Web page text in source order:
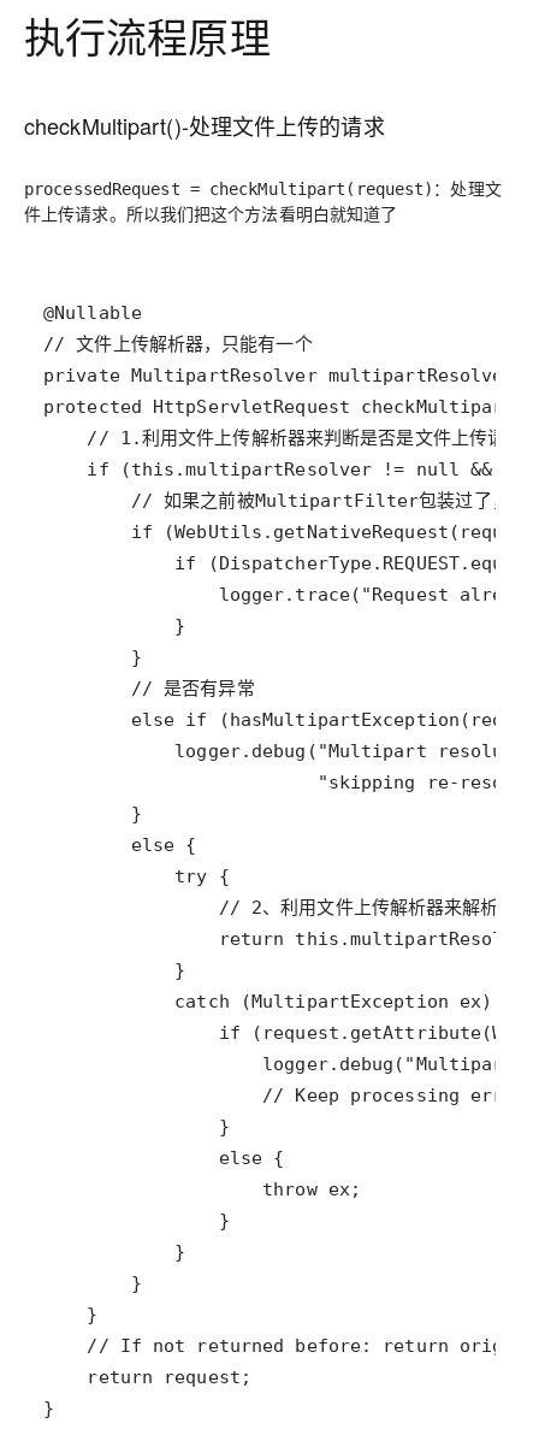
执行流程原理
checkMultipart()-处理文件上传的请求
processedRequest = checkMultipart(request) ：处理文
件上传请求。所以我们把这个方法看明白就知道了
@Nullable
// 文件上传解析器，只能有一个
private MultipartResolver multipartResolver
protected
HttpServletRequest checkMultipart
// 1.利用文件上传解析器来判断是否是文件上传请求
if (this .multipartResolver != null &&
// 如果之前被MultipartFilter包装过了，就
if (WebUtils . getNativeRequest ( request
if (DispatcherType. REQUEST. equals
logger. trace( "Request
// 是否有异常
else if (hasMultipartException (
logger. debug ( "Multipart
"skipping re-
else
try
// 2、利用文件上传解析器来解析文件
return
this .multipartResolver
catch (MultipartException ex
if ( request . getAttribute(
logger. debug ( "Multipart
// Keep processing error
else
throw ex
// If not returned before: return
return
request
}